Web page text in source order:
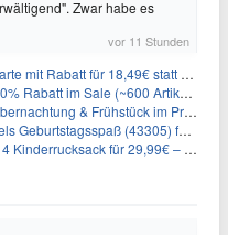
Zwar habe es
vor 11 Stunden
für 18,49€ statt 29,50€ – einlösbar bis Dezember
im Sale (~600 Artikel zur Auswahl)
im Premium Hotel (Bad Oeynhausen) ab 89€ p.P.
(43305) für 29,10€
für 29,99€ – Amber-maple